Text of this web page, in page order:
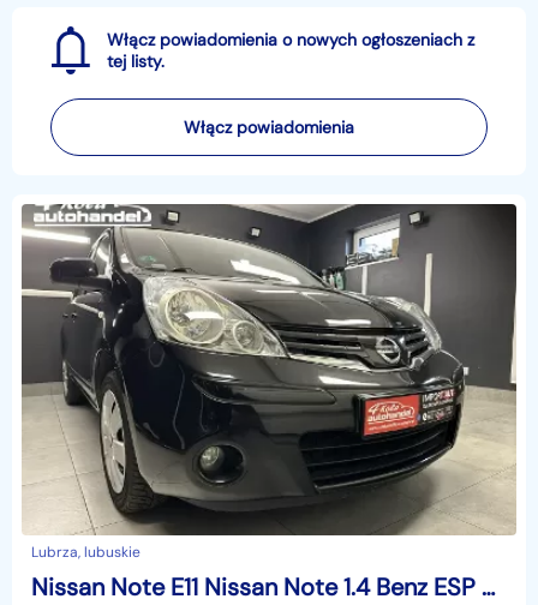
Włącz powiadomienia o nowych ogłoszeniach z
tej listy.
Włącz powiadomienia
Lubrza, lubuskie
Nissan Note E11 Nissan Note 1.4 Benz ESP Zadbany Rej PL Gwarancja